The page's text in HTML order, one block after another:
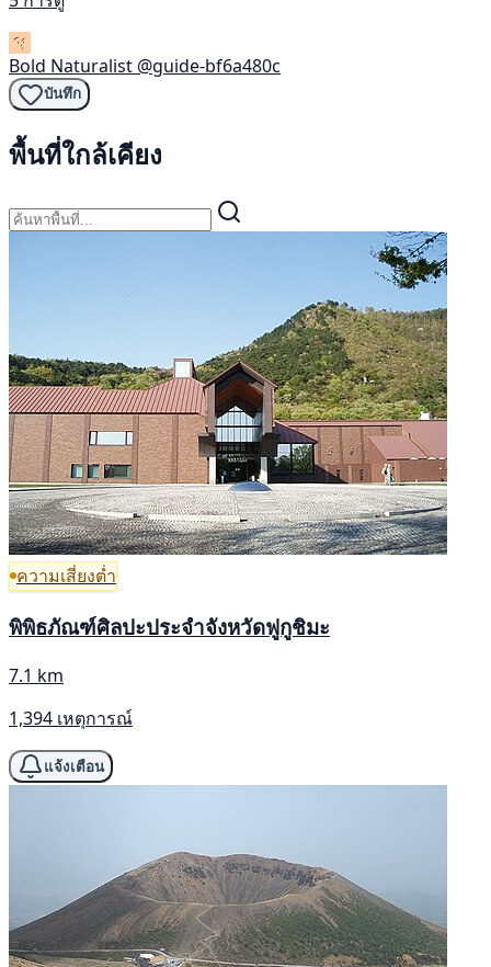
Bold Naturalist @guide-bf6a480c
บันทึก
พื้นที่ใกล้เคียง
ความเสี่ยงต่ำ
พิพิธภัณฑ์ศิลปะประจำจังหวัดฟูกูชิมะ
7.1 km
1,394 เหตุการณ์
แจ้งเตือน